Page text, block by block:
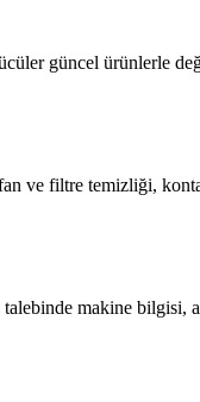
güncel ürünlerle
fan ve filtre temizliği,
talebinde makine